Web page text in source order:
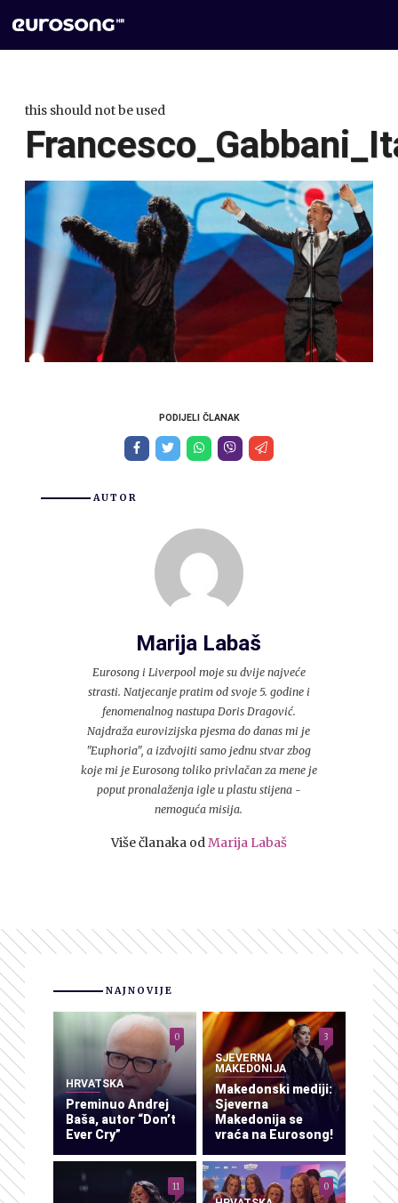
this should not be used
PODIJELI ČLANAK
AUTOR
Marija Labaš
Eurosong i Liverpool moje su dvije najveće
strasti. Natjecanje pratim od svoje 5. godine i
fenomenalnog nastupa Doris Dragović.
Najdraža eurovizijska pjesma do danas mi je
"Euphoria", a izdvojiti samo jednu stvar zbog
koje mi je Eurosong toliko privlačan za mene je
poput pronalaženja igle u plastu stijena -
nemoguća misija.
Više članaka odMarija Labaš
NAJNOVIJE
HRVATSKA
Preminuo Andrej
Baša, autor “Don’t
Ever Cry”
0
SJEVERNA
MAKEDONIJA
Makedonski mediji:
Sjeverna
Makedonija se
vraća na Eurosong!
3
11 0